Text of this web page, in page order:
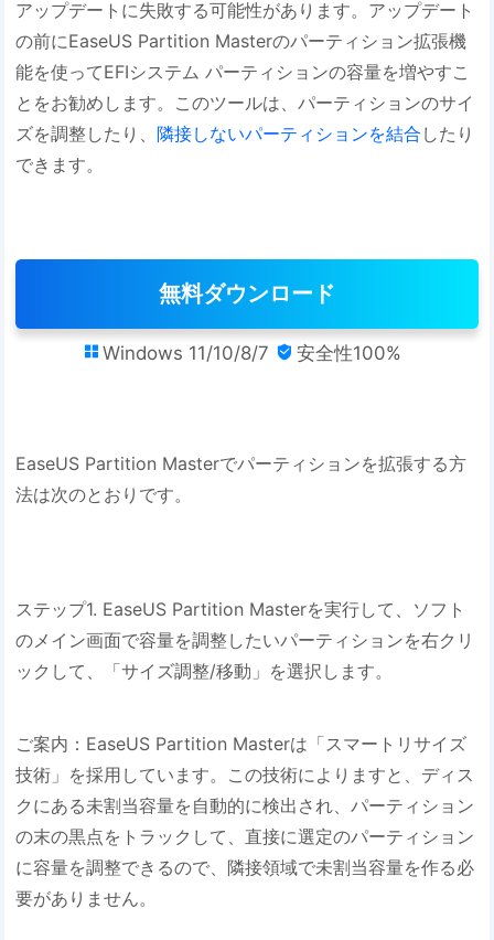
アップデートに失敗する可能性があります。アップデート
の前にEaseUS Partition Masterのパーティション拡張機
能を使ってEFIシステム パーティションの容量を増やすこ
とをお勧めします。このツールは、パーティションのサイ
ズを調整したり、隣接しないパーティションを結合 したり
できます。
無料ダウンロード
 Windows 11/10/8/7  安全性100%
EaseUS Partition Masterでパーティションを拡張する方
法は次のとおりです。
ステップ1. EaseUS Partition Masterを実行して、ソフト
のメイン画面で容量を調整したいパーティションを右クリ
ックして、「サイズ調整/移動」を選択します。
ご案内：EaseUS Partition Masterは「スマートリサイズ
技術」を採用しています。この技術によりますと、ディス
クにある未割当容量を自動的に検出され、パーティション
の末の黒点をトラックして、直接に選定のパーティション
に容量を調整できるので、隣接領域で未割当容量を作る必
要がありません。